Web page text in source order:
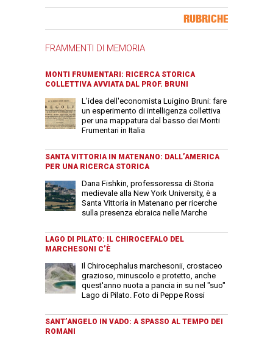
RUBRICHE
FRAMMENTI DI MEMORIA
MONTI FRUMENTARI: RICERCA STORICA
COLLETTIVA AVVIATA DAL PROF. BRUNI
L'idea dell'economista Luigino Bruni: fare
un esperimento di intelligenza collettiva
per una mappatura dal basso dei Monti
Frumentari in Italia
SANTA VITTORIA IN MATENANO: DALL’AMERICA
PER UNA RICERCA STORICA
Dana Fishkin, professoressa di Storia
medievale alla New York University, è a
Santa Vittoria in Matenano per ricerche
sulla presenza ebraica nelle Marche
LAGO DI PILATO: IL CHIROCEFALO DEL
MARCHESONI C’È
Il Chirocephalus marchesonii, crostaceo
grazioso, minuscolo e protetto, anche
quest'anno nuota a pancia in su nel "suo"
Lago di Pilato. Foto di Peppe Rossi
SANT’ANGELO IN VADO: A SPASSO AL TEMPO DEI
ROMANI